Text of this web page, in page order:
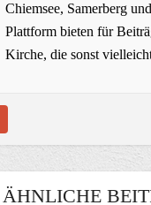
Chiemsee, Samerberg
Plattform bieten für
Kirche, die sonst
ÄHNLICHE